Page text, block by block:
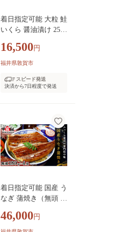
着日指定可能 大粒 鮭
いくら 醤油漬け 250g
ラ さけいくら 魚卵
海鮮 魚介類 いくら丼
0)]
16,500 円
福井県敦賀市
スピード発送
決済から7日程度で発送
着日指定可能 国産 う
なぎ 蒲焼き（無頭 約
＆山椒付 贈答用BOX
入り【甲羅組 化粧箱
46,000 円